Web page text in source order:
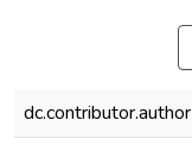
dc.contributor.author